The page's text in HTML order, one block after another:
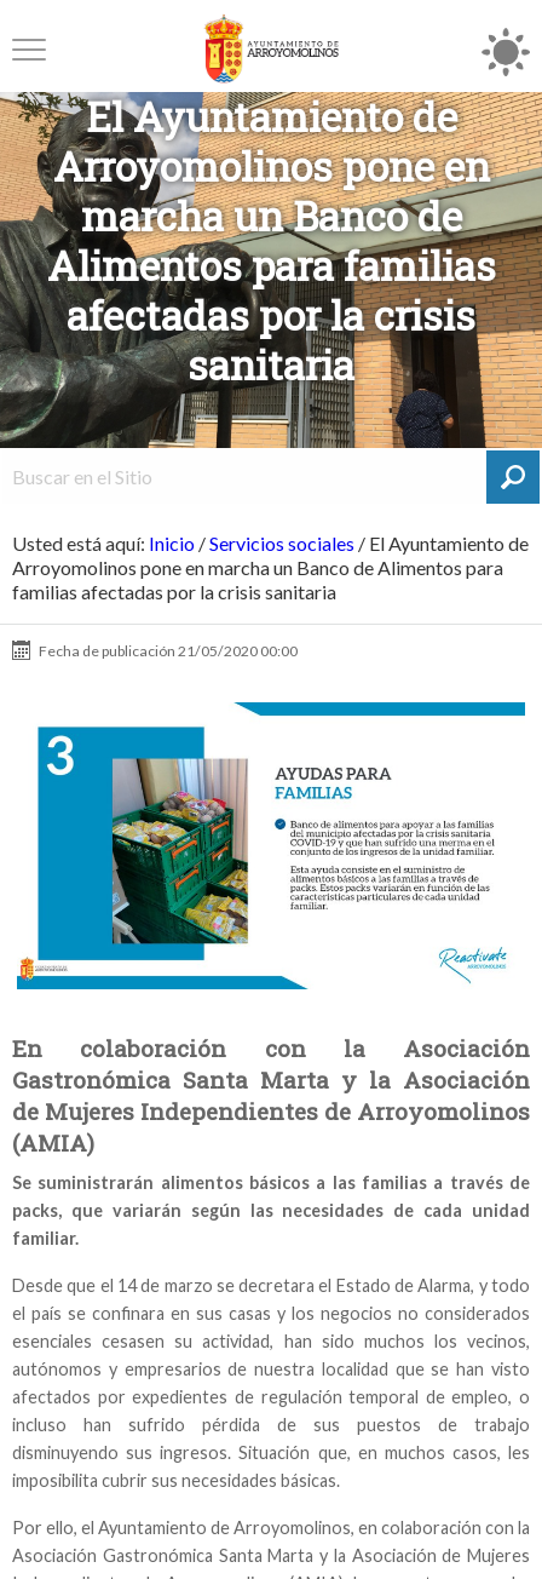
El Ayuntamiento de
Arroyomolinos pone en
marcha un Banco de
Alimentos para familias
afectadas por la crisis
sanitaria
Usted está aquí: Inicio /Servicios sociales / El Ayuntamiento de
Arroyomolinos pone en marcha un Banco de Alimentos para
familias afectadas por la crisis sanitaria
Fecha de publicación 21/05/2020 00:00
En colaboración con la Asociación
Gastronómica Santa Marta y la Asociación
de Mujeres Independientes de Arroyomolinos
(AMIA)
Se suministrarán alimentos básicos a las familias a través de
packs, que variarán según las necesidades de cada unidad
familiar.
Desde que el 14 de marzo se decretara el Estado de Alarma, y todo
el país se confinara en sus casas y los negocios no considerados
esenciales cesasen su actividad, han sido muchos los vecinos,
autónomos y empresarios de nuestra localidad que se han visto
afectados por expedientes de regulación temporal de empleo, o
incluso han sufrido pérdida de sus puestos de trabajo
disminuyendo sus ingresos. Situación que, en muchos casos, les
imposibilita cubrir sus necesidades básicas.
Por ello, el Ayuntamiento de Arroyomolinos, en colaboración con la
Asociación Gastronómica Santa Marta y la Asociación de Mujeres